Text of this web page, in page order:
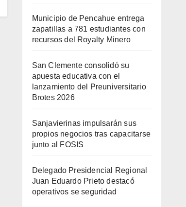
Municipio de Pencahue entrega
zapatillas a 781 estudiantes con
recursos del Royalty Minero
San Clemente consolidó su
apuesta educativa con el
lanzamiento del Preuniversitario
Brotes 2026
Sanjavierinas impulsarán sus
propios negocios tras capacitarse
junto al FOSIS
Delegado Presidencial Regional
Juan Eduardo Prieto destacó
operativos se seguridad